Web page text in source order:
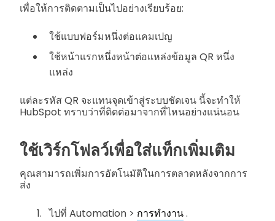
เพื่อให้การติดตามเป็นไปอย่างเรียบร้อย:
ใช้แบบฟอร์มหนึ่งต่อแคมเปญ
ใช้หน้าแรกหนึ่งหน้าต่อแหล่งข้อมูล QR หนึ่ง
แหล่ง
แต่ละรหัส QR จะแทนจุดเข้าสู่ระบบชัดเจน นี้จะทำให้
HubSpot ทราบว่าที่ติดต่อมาจากที่ไหนอย่างแน่นอน
ใช้เวิร์กโฟลว์เพื่อใส่แท็กเพิ่มเติม
คุณสามารถเพิ่มการอัตโนมัติในการตลาดหลังจากการ
ส่ง
ไปที่ Automation > การทำงาน.